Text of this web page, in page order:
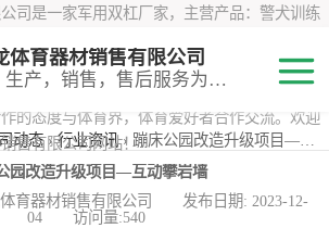
司是一家军用双杠厂家，主营产品：警犬训练
材、军用单杠、军用双杠、军犬训练器材等训
？在线咨询客服，公司以顾客至上的原则，锐
的态度与体育界，体育爱好者合作交流。欢迎
售有限公司网站！
体育器材销售有限公司
集研发，生产，销售，售后服务为一体
动态›行业资讯› 蹦床公园改造升级项目—互动攀岩墙
园改造升级项目—互动攀岩墙
体育器材销售有限公司 发布日期: 2023-12-
04 访问量:540